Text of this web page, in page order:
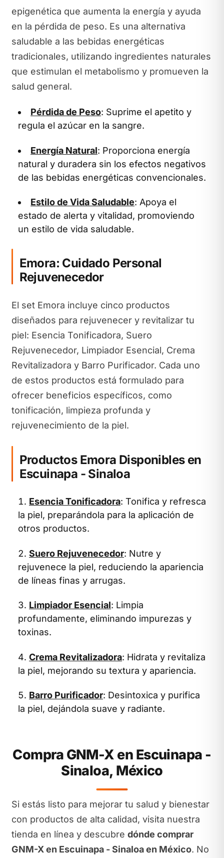
epigenética que aumenta la energía y ayuda
en la pérdida de peso. Es una alternativa
saludable a las bebidas energéticas
tradicionales, utilizando ingredientes naturales
que estimulan el metabolismo y promueven la
salud general.
Pérdida de Peso: Suprime el apetito y
regula el azúcar en la sangre.
Energía Natural: Proporciona energía
natural y duradera sin los efectos negativos
de las bebidas energéticas convencionales.
Estilo de Vida Saludable: Apoya el
estado de alerta y vitalidad, promoviendo
un estilo de vida saludable.
Emora: Cuidado Personal
Rejuvenecedor
El set Emora incluye cinco productos
diseñados para rejuvenecer y revitalizar tu
piel: Esencia Tonificadora, Suero
Rejuvenecedor, Limpiador Esencial, Crema
Revitalizadora y Barro Purificador. Cada uno
de estos productos está formulado para
ofrecer beneficios específicos, como
tonificación, limpieza profunda y
rejuvenecimiento de la piel.
Productos Emora Disponibles en
Escuinapa - Sinaloa
Esencia Tonificadora: Tonifica y refresca
la piel, preparándola para la aplicación de
otros productos.
Suero Rejuvenecedor: Nutre y
rejuvenece la piel, reduciendo la apariencia
de líneas finas y arrugas.
Limpiador Esencial: Limpia
profundamente, eliminando impurezas y
toxinas.
Crema Revitalizadora: Hidrata y revitaliza
la piel, mejorando su textura y apariencia.
Barro Purificador: Desintoxica y purifica
la piel, dejándola suave y radiante.
Compra GNM-X en Escuinapa -
Sinaloa, México
Si estás listo para mejorar tu salud y bienestar
con productos de alta calidad, visita nuestra
tienda en línea y descubre dónde comprar
GNM-X en Escuinapa - Sinaloa en México. No